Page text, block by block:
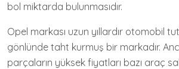
bol miktarda bulunmasıdır.
Opel markası uzun yıllardır otomobil
gönlünde taht kurmuş bir markadır.
parçaların yüksek fiyatları bazı araç